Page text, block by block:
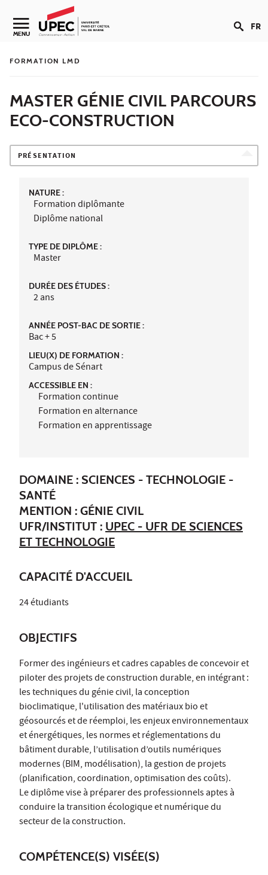
Aller au contenu
Navigation secondaire
MENU FR
FORMATION LMD
MASTER GÉNIE CIVIL PARCOURS
ECO-CONSTRUCTION
PRÉSENTATION
NATURE :
Formation diplômante
Diplôme national
TYPE DE DIPLÔME :
Master
DURÉE DES ÉTUDES :
2 ans
ANNÉE POST-BAC DE SORTIE :
Bac + 5
LIEU(X) DE FORMATION :
Campus de Sénart
ACCESSIBLE EN :
Formation continue
Formation en alternance
Formation en apprentissage
DOMAINE : SCIENCES - TECHNOLOGIE -
SANTÉ
MENTION : GÉNIE CIVIL
UFR/INSTITUT : UPEC - UFR DE SCIENCES
ET TECHNOLOGIE
CAPACITÉ D'ACCUEIL
24 étudiants
OBJECTIFS
Former des ingénieurs et cadres capables de concevoir et
piloter des projets de construction durable, en intégrant :
les techniques du génie civil, la conception
bioclimatique, l'utilisation des matériaux bio et
géosourcés et de réemploi, les enjeux environnementaux
et énergétiques, les normes et réglementations du
bâtiment durable, l’utilisation d’outils numériques
modernes (BIM, modélisation), la gestion de projets
(planification, coordination, optimisation des coûts).
Le diplôme vise à préparer des professionnels aptes à
conduire la transition écologique et numérique du
secteur de la construction.
COMPÉTENCE(S) VISÉE(S)